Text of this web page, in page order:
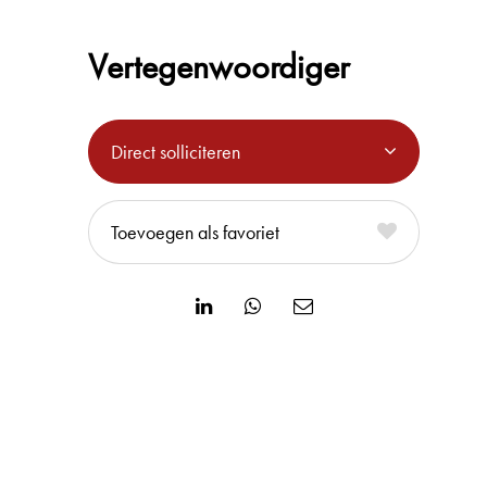
Vertegenwoordiger
Direct solliciteren
favoriet